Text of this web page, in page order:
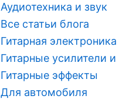
Аудиотехника и звук
Все статьи блога
Гитарная электроника
Гитарные усилители
Гитарные эффекты
Для автомобиля